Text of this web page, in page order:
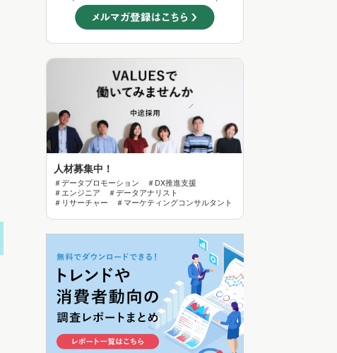
人材募集中！
＃データプロモーション ＃DX推進支援
＃エンジニア ＃データアナリスト
＃リサーチャー ＃マーケティングコンサルタント